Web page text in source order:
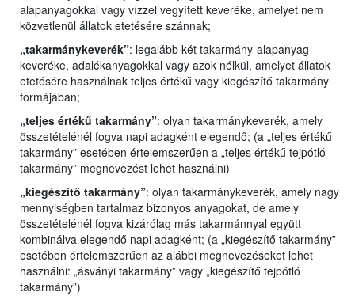
alapanyagokkal vagy vízzel vegyített keveréke, amelyet nem
közvetlenül állatok etetésére szánnak;
„takarmánykeverék”: legalább két takarmány-alapanyag
keveréke, adalékanyagokkal vagy azok nélkül, amelyet állatok
etetésére használnak teljes értékű vagy kiegészítő takarmány
formájában;
„teljes értékű takarmány”: olyan takarmánykeverék, amely
összetételénél fogva napi adagként elegendő; (a „teljes értékű
takarmány” esetében értelemszerűen a „teljes értékű tejpótló
takarmány” megnevezést lehet használni)
„kiegészítő takarmány”: olyan takarmánykeverék, amely nagy
mennyiségben tartalmaz bizonyos anyagokat, de amely
összetételénél fogva kizárólag más takarmánnyal együtt
kombinálva elegendő napi adagként; (a „kiegészítő takarmány”
esetében értelemszerűen az alábbi megnevezéseket lehet
használni: „ásványi takarmány” vagy „kiegészítő tejpótló
takarmány”)